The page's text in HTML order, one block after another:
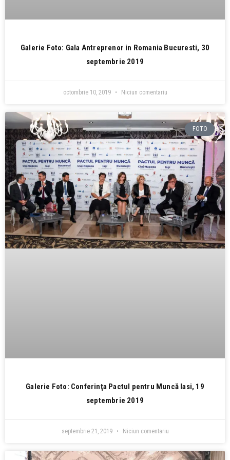
Galerie Foto: Gala Antreprenor in Romania Bucuresti, 30
septembrie 2019
octombrie 10, 2019 Niciun comentariu
FOTO
Galerie Foto: Conferinţa Pactul pentru Muncă Iasi, 19
septembrie 2019
septembrie 21, 2019 Niciun comentariu